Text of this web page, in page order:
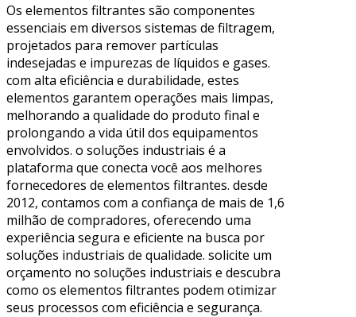
Os elementos filtrantes são componentes
essenciais em diversos sistemas de filtragem,
projetados para remover partículas
indesejadas e impurezas de líquidos e gases.
com alta eficiência e durabilidade, estes
elementos garantem operações mais limpas,
melhorando a qualidade do produto final e
prolongando a vida útil dos equipamentos
envolvidos. o soluções industriais é a
plataforma que conecta você aos melhores
fornecedores de elementos filtrantes. desde
2012, contamos com a confiança de mais de 1,6
milhão de compradores, oferecendo uma
experiência segura e eficiente na busca por
soluções industriais de qualidade. solicite um
orçamento no soluções industriais e descubra
como os elementos filtrantes podem otimizar
seus processos com eficiência e segurança.